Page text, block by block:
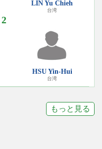
2
LIN Yu Chieh
台湾
HSU Yin-Hui
台湾
もっと見る